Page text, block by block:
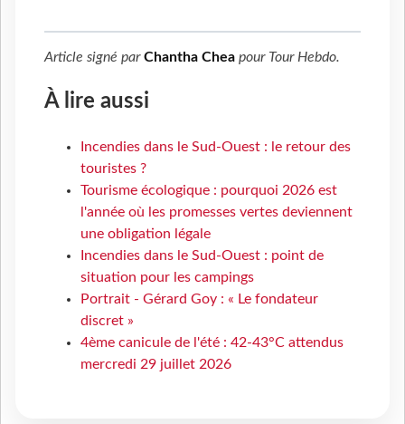
Article signé parChantha Chea pour Tour Hebdo.
À lire aussi
Incendies dans le Sud-Ouest : le retour des
touristes ?
Tourisme écologique : pourquoi 2026 est
l'année où les promesses vertes deviennent
une obligation légale
Incendies dans le Sud-Ouest : point de
situation pour les campings
Portrait - Gérard Goy : « Le fondateur
discret »
4ème canicule de l'été : 42-43°C attendus
mercredi 29 juillet 2026